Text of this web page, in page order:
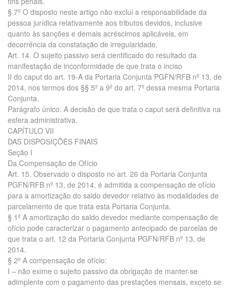
§ 7º O disposto neste artigo não exclui a responsabilidade da
pessoa jurídica relativamente aos tributos devidos, inclusive
quanto às sanções e demais acréscimos aplicáveis, em
decorrência da constatação de irregularidade.
Art. 14. O sujeito passivo será cientificado do resultado da
manifestação de inconformidade de que trata o inciso
II do caput do art. 19-A da Portaria Conjunta PGFN/RFB nº 13, de
2014, nos termos dos §§ 5º a 9º do art. 7º dessa mesma Portaria
Conjunta.
Parágrafo único. A decisão de que trata o caput será definitiva na
esfera administrativa.
CAPÍTULO VII
DAS DISPOSIÇÕES FINAIS
Seção I
Da Compensação de Ofício
Art. 15. Observado o disposto no art. 26 da Portaria Conjunta
PGFN/RFB nº 13, de 2014, é admitida a compensação de ofício
para a amortização do saldo devedor relativo às modalidades de
parcelamento de que trata esta Portaria Conjunta.
§ 1º A amortização do saldo devedor mediante compensação de
ofício pode caracterizar o pagamento antecipado de parcelas de
que trata o art. 12 da Portaria Conjunta PGFN/RFB nº 13, de
2014.
§ 2º A compensação de ofício:
I – não exime o sujeito passivo da obrigação de manter-se
adimplente com o pagamento das prestações mensais, exceto se